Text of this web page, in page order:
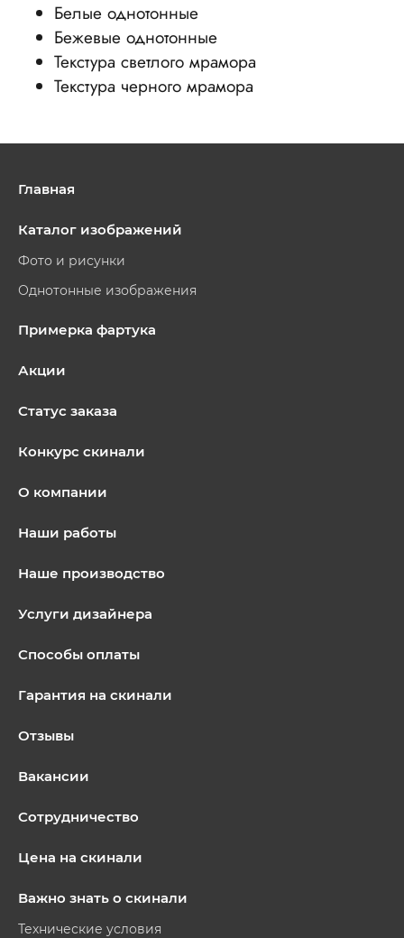
Белые однотонные
Бежевые однотонные
Текстура светлого мрамора
Текстура черного мрамора
Главная
Каталог изображений
Фото и рисунки
Однотонные изображения
Примерка фартука
Акции
Статус заказа
Конкурс скинали
О компании
Наши работы
Наше производство
Услуги дизайнера
Способы оплаты
Гарантия на скинали
Отзывы
Вакансии
Сотрудничество
Цена на скинали
Важно знать о скинали
Технические условия